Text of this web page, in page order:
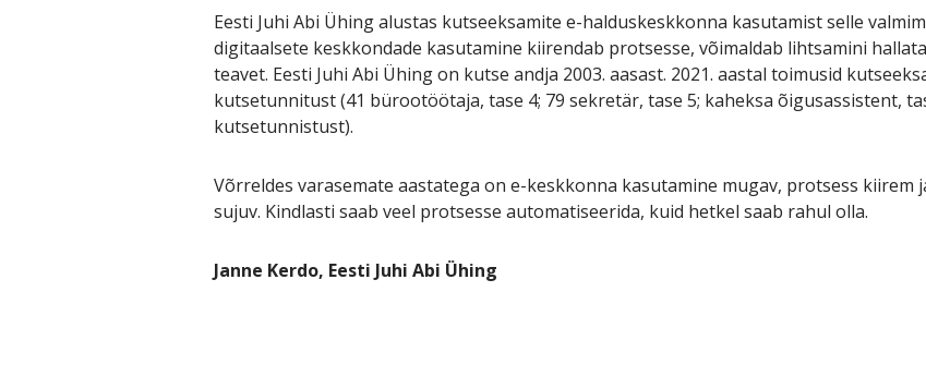
Eesti Juhi Abi Ühing alustas kutseeksamite e-halduskeskkonna kasutamist selle
digitaalsete keskkondade kasutamine kiirendab protsesse, võimaldab lihtsamini
teavet. Eesti Juhi Abi Ühing on kutse andja 2003. aasast. 2021. aastal toimusid
kutsetunnitust (41 bürootöötaja, tase 4; 79 sekretär, tase 5; kaheksa õigusassistent,
kutsetunnistust).
Võrreldes varasemate aastatega on e-keskkonna kasutamine mugav, protsess
sujuv. Kindlasti saab veel protsesse automatiseerida, kuid hetkel saab rahul olla.
Janne Kerdo, Eesti Juhi Abi Ühing